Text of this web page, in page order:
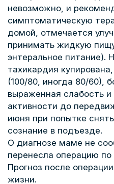
невозможно, и
симптоматическую
домой, отмечается
принимать жидкую
энтеральное питание).
тахикардия
(100/80, иногда 80/60),
выраженная слабость и
активности до
июня при попытке
сознание в подъезде.
О диагнозе маме не
перенесла операцию
Прогноз после
жизни.